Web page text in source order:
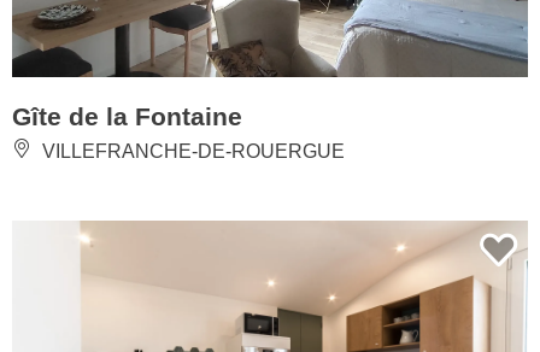
Gîte de la Fontaine
VILLEFRANCHE-DE-ROUERGUE